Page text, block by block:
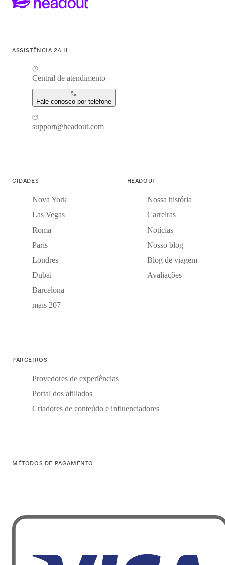
ASSISTÊNCIA 24 H
Central de atendimento
Fale conosco por telefone
support@headout.com
CIDADES
Nova York
Las Vegas
Roma
Paris
Londres
Dubai
Barcelona
mais 207
HEADOUT
Nossa história
Carreiras
Notícias
Nosso blog
Blog de viagem
Avaliações
PARCEIROS
Provedores de experiências
Portal dos afiliados
Criadores de conteúdo e influenciadores
MÉTODOS DE PAGAMENTO